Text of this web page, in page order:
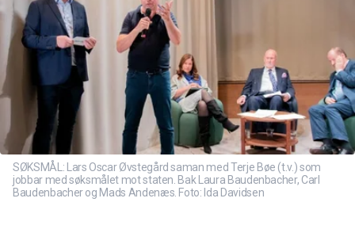
SØKSMÅL: Lars Oscar Øvstegård saman med Terje Bøe (t.v.) som
jobbar med søksmålet mot staten. Bak Laura Baudenbacher, Carl
Baudenbacher og Mads Andenæs. Foto: Ida Davidsen